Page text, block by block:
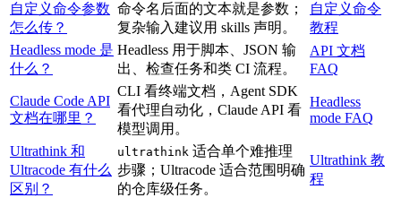
自定义命令参数
怎么传？
命令名后面的文本就是参数；
复杂输入建议用 skills 声明。
自定义命令
教程
Headless mode 是
什么？
Headless 用于脚本、JSON 输
出、检查任务和类 CI 流程。
API 文档
FAQ
Claude Code API
文档在哪里？
CLI 看终端文档，Agent SDK
看代理自动化，Claude API 看
模型调用。
Headless
mode FAQ
Ultrathink 和
Ultracode 有什么
区别？
ultrathink 适合单个难推理
步骤；Ultracode 适合范围明确
的仓库级任务。
Ultrathink 教
程